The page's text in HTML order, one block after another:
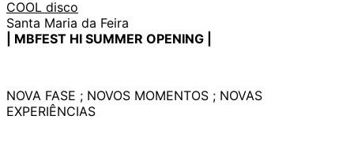
COOL disco
Santa Maria da Feira
| MBFEST HI SUMMER OPENING |
NOVA FASE ; NOVOS MOMENTOS ; NOVAS
EXPERIÊNCIAS